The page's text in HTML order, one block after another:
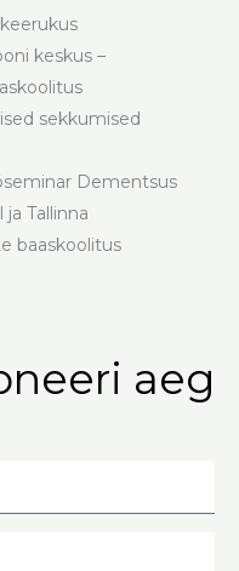
keskus –
sekkumised
Dementsus
ja Tallinna
baaskoolitus
aeg